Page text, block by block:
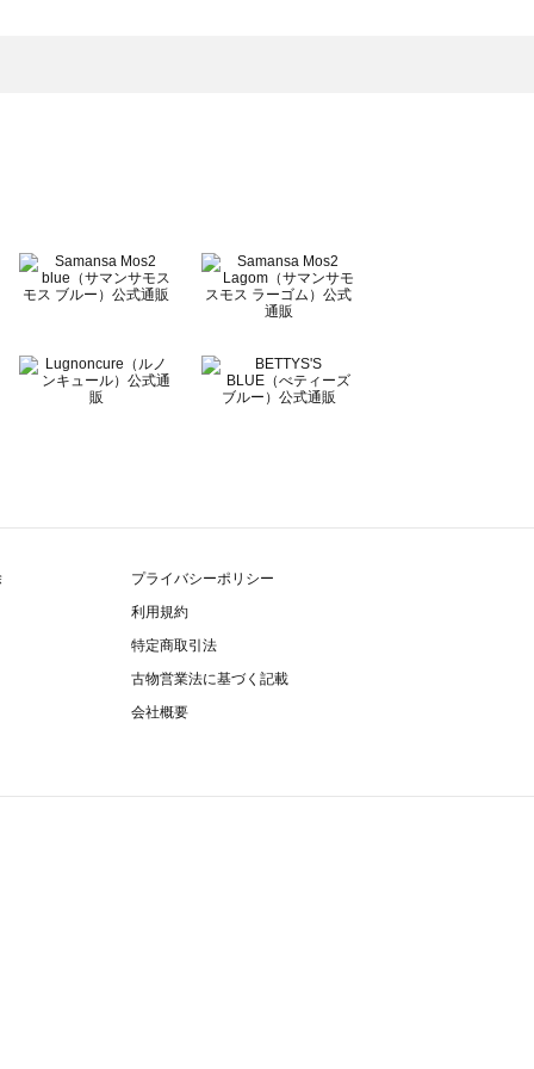
プライバシーポリシー
利用規約
特定商取引法
古物営業法に基づく記載
会社概要